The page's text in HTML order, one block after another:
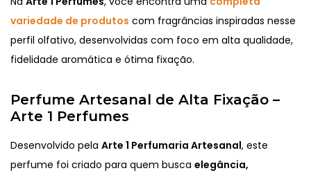
variedade de produtos com fragrâncias inspiradas nesse
perfil olfativo, desenvolvidas com foco em alta qualidade,
fidelidade aromática e ótima fixação.
Perfume Artesanal de Alta Fixação –
Arte 1 Perfumes
Desenvolvido pela Arte 1 Perfumaria Artesanal, este
perfume foi criado para quem busca elegância,